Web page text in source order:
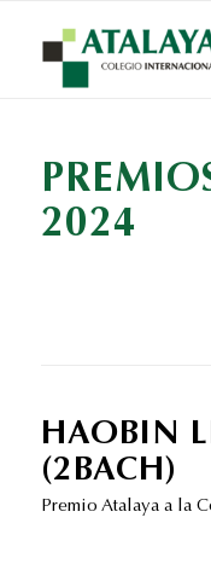
2024
HAOBIN
(2BACH)
Premio Atalaya a la